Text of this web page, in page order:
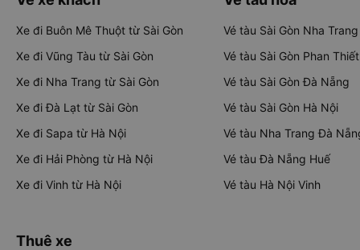
Xe đi Buôn Mê Thuột từ Sài Gòn
Xe đi Vũng Tàu từ Sài Gòn
Xe đi Nha Trang từ Sài Gòn
Xe đi Đà Lạt từ Sài Gòn
Xe đi Sapa từ Hà Nội
Xe đi Hải Phòng từ Hà Nội
Xe đi Vinh từ Hà Nội
Vé tàu Sài Gòn Nha Trang
Vé tàu Sài Gòn Phan Thiết
Vé tàu Sài Gòn Đà Nẵng
Vé tàu Sài Gòn Hà Nội
Vé tàu Nha Trang Đà
Vé tàu Đà Nẵng Huế
Vé tàu Hà Nội Vinh
Thuê xe